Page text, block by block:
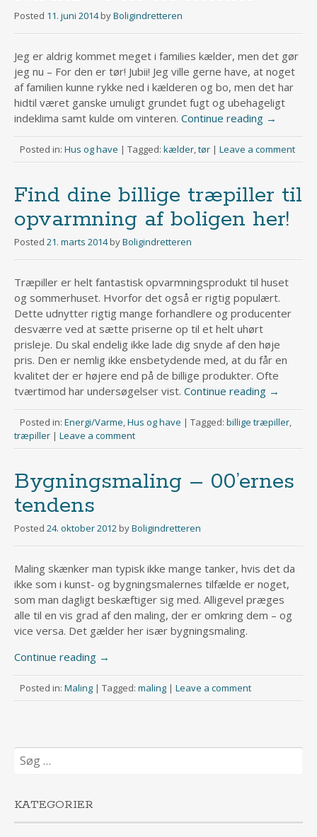
Posted 11. juni 2014 byBoligindretteren
Jeg er aldrig kommet meget i families kælder, men det gør
jeg nu – For den er tør! Jubii! Jeg ville gerne have, at noget
af familien kunne rykke ned i kælderen og bo, men det har
hidtil været ganske umuligt grundet fugt og ubehageligt
indeklima samt kulde om vinteren. Continue reading →
Posted in: Hus og have | Tagged: kælder tør | Leave a comment
Find dine billige træpiller til
opvarmning af boligen her!
Posted 21. marts 2014 byBoligindretteren
Træpiller er helt fantastisk opvarmningsprodukt til huset
og sommerhuset. Hvorfor det også er rigtig populært.
Dette udnytter rigtig mange forhandlere og producenter
desværre ved at sætte priserne op til et helt uhørt
prisleje. Du skal endelig ikke lade dig snyde af den høje
pris. Den er nemlig ikke ensbetydende med, at du får en
kvalitet der er højere end på de billige produkter. Ofte
tværtimod har undersøgelser vist. Continue reading →
Posted in: Energi/Varme Hus og have | Tagged: billige træpiller
træpiller | Leave a comment
Bygningsmaling – 00’ernes
tendens
Posted 24. oktober 2012 byBoligindretteren
Maling skænker man typisk ikke mange tanker, hvis det da
ikke som i kunst- og bygningsmalernes tilfælde er noget,
som man dagligt beskæftiger sig med. Alligevel præges
alle til en vis grad af den maling, der er omkring dem – og
vice versa. Det gælder her især bygningsmaling.
Continue reading →
Posted in: Maling | Tagged: maling | Leave a comment
Søg
efter:
KATEGORIER